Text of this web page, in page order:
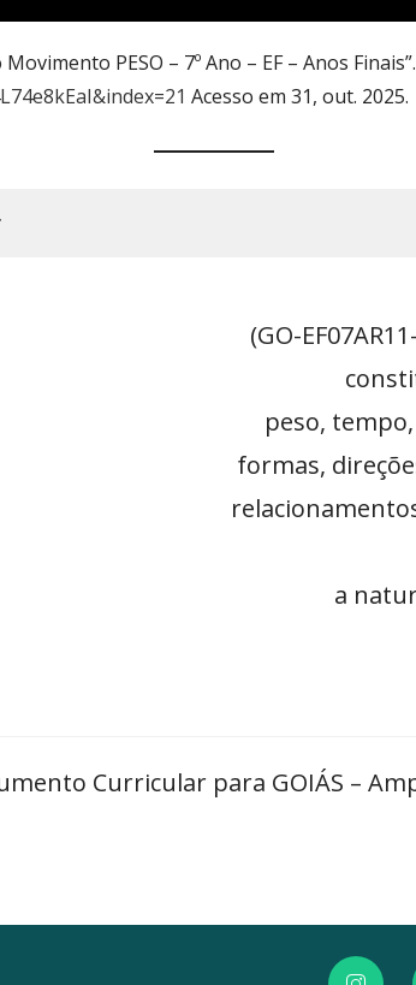
PESO – 7º Ano – EF – Anos
Acesso em 31, out. 2025.
(GO-
peso,
formas,
a
Curricular para GOIÁS –